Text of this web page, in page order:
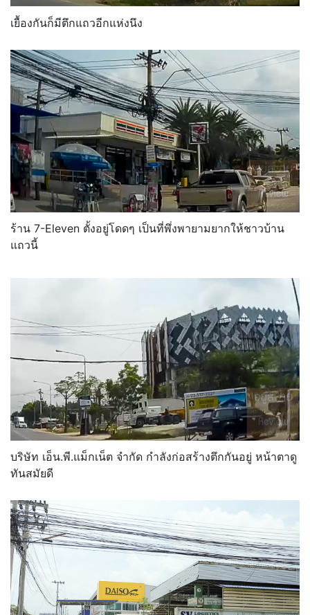
เยื้องกันก็มีตึกแถวอีกแห่งนึง
ร้าน 7-Eleven ตั้งอยู่โดดๆ เป็นที่พึ่งพายามยากให้ชาวบ้าน
แถวนี้
บริษัท เอ็น.พี.แม็กเน็ต จำกัด กำลังก่อสร้างตึกกันอยู่ หน้าตาดู
ทันสมัยดี